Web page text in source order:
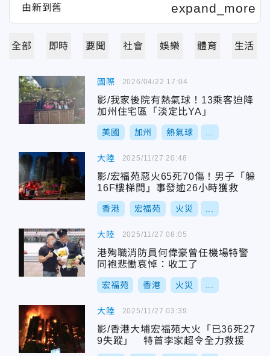
全部 即時 要聞 社會 娛樂 體育 生活
國際
影/我家後院有熱氣球！13乘客迫降
加州住宅區「淡定比YA」
美國 加州 熱氣球
2026/04/22 17:04
大陸
影/宏福苑惡火65死70傷！男子「躲
16F樓梯間」事發逾26小時獲救
香港 宏福苑 火災
2025/11/27 20:48
大陸
港殉職消防員何偉豪曾任機場特警
同袍悲慟哀悼：收工了
宏福苑 香港 火災
2025/11/27 08:05
大陸
影/香港大埔宏福苑大火「已36死27
9失蹤」 特首李家超令全力救援
2025/11/27 03:39